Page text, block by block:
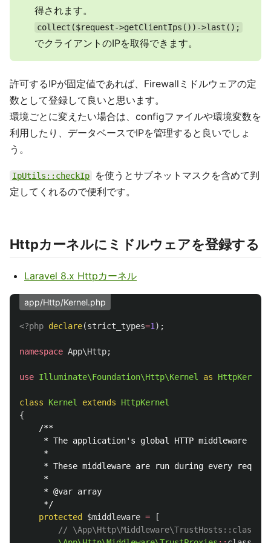
得されます。
collect($request->getClientIps())->last();
でクライアントのIPを取得できます。
許可するIPが固定値であれば、Firewallミドルウェアの定
数として登録して良いと思います。
環境ごとに変えたい場合は、configファイルや環境変数を
利用したり、データベースでIPを管理すると良いでしょ
う。
IpUtils::checkIp
を使うとサブネットマスクを含めて判
定してくれるので便利です。
Httpカーネルにミドルウェアを登録する
Laravel 8.x Httpカーネル
app/Http/Kernel.php
<?php declare(strict_types=1 );
namespace App\Http;
use Illuminate\Foundation\Http\Kernel as HttpKernel
class Kernel extends
HttpKernel
{
/**
* The application's global HTTP middleware
     *
* These middleware are run during every
     *
     * @var array
     */
protected
$middleware =
[
// \App\Http\Middleware\TrustHosts::class,